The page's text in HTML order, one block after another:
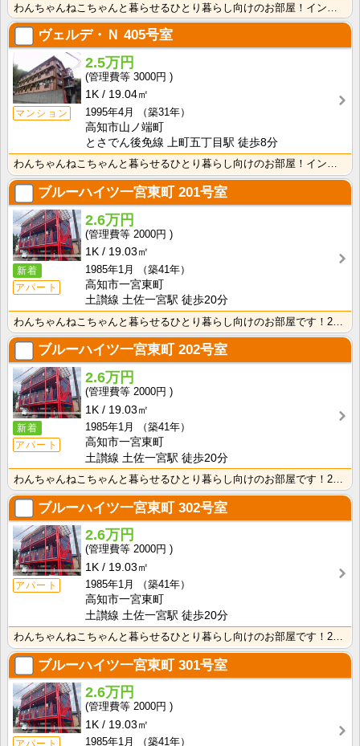
ヴェルデ・Ｎ 405号室
マンション
2.5万円
3000円
1K
19.04㎡
1995年4月
（築31年）
高知市山ノ端町
とさでん後免線 上町五丁目駅 徒歩8分
わんちゃんねこちゃんと暮らせるひとり暮らし向けのお部屋！インターネット月額接続使用無料なので、月々の･･･
ブルーハイツ一宮東町201号室
新着
アパート
2.6万円
2000円
1K
19.03㎡
1985年1月
（築41年）
高知市一宮東町
土讃線 土佐一宮駅 徒歩20分
ブルーハイツ一宮東町 202号室
新着
アパート
2.6万円
2000円
1K
19.03㎡
1985年1月
（築41年）
高知市一宮東町
土讃線 土佐一宮駅 徒歩20分
ブルーハイツ一宮東町302号室
アパート
2.6万円
2000円
1K
19.03㎡
1985年1月
（築41年）
高知市一宮東町
土讃線 土佐一宮駅 徒歩20分
ブルーハイツ一宮東町301号室
アパート
2.6万円
2000円
1K
19.03㎡
1985年1月
（築41年）